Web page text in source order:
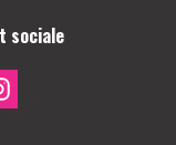
sociale